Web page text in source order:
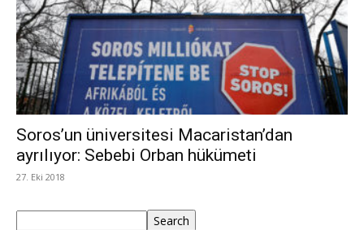
Soros’un üniversitesi Macaristan’dan
ayrılıyor: Sebebi Orban hükümeti
27. Eki 2018
Search